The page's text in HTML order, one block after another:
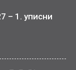
– 1. уписни